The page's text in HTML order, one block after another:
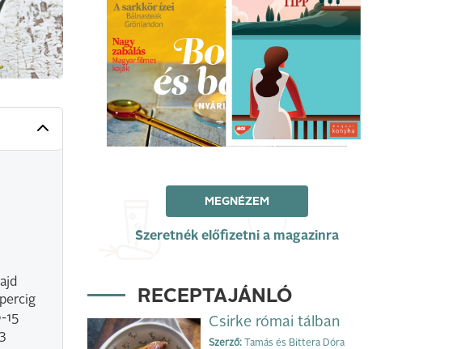
15
MEGNÉZEM
Szeretnék előfizetni a magazinra
RECEPTAJÁNLÓ
Csirke római tálban
Szerző: Tamás és Bittera Dóra